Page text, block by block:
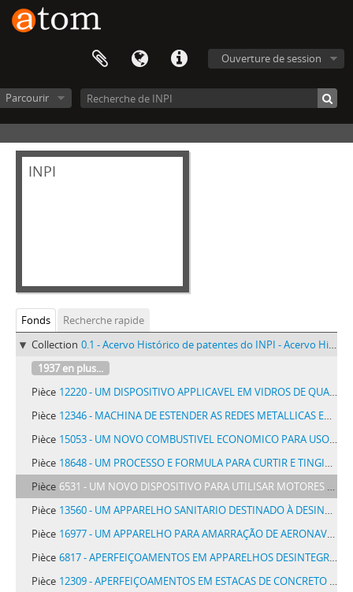
Ouverture de session
Parcourir
INPI
Fonds
Recherche rapide
Collection 0.1 - Acervo Histórico de patentes do INPI - Acervo Histórico de patentes do INPI
1937 en plus...
Pièce 12220 - UM DISPOSITIVO APPLICAVEL EM VIDROS DE QUAESQUER RELOGIOS COM O FIM DE TORNA-LOS DESPERTADORES, DENOMINADO ELECTRION
Pièce 12346 - MACHINA DE ESTENDER AS REDES METALLICAS EM TODAS AS SUAS APPLICAÇÕES
Pièce 15053 - UM NOVO COMBUSTIVEL ECONOMICO PARA USO DOMESTICO DENOMINADO CAMPI
Pièce 18648 - UM PROCESSO E FORMULA PARA CURTIR E TINGIR PELLEGOS EM MARROM, APARELHO E PRETO
Pièce 6531 - UM NOVO DISPOSITIVO PARA UTILISAR MOTORES DE VENTO E OUTROS MOTORES DE FORÇA VARIAVEL APPLICAVEIS A BOMBAS DE FLUIDOS
Pièce 13560 - UM APPARELHO SANITARIO DESTINADO À DESINFECÇÃO DAS CAIXAS DE DESCARGA DE LATRINAS, DENOMINADO APPARELHO SANITARIO BOTELHO
Pièce 16977 - UM APPARELHO PARA AMARRAÇÃO DE AERONAVES
Pièce 6817 - APERFEIÇOAMENTOS EM APPARELHOS DESINTEGRADORES DE ESPHERAS
Pièce 12309 - APERFEIÇOAMENTOS EM ESTACAS DE CONCRETO OU CIMENTO ARMADO